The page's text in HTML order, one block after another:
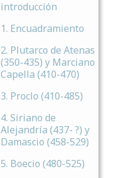
introducción
1. Encuadramiento
2. Plutarco de Atenas
(350-435) y Marciano
Capella (410-470)
3. Proclo (410-485)
4. Siriano de
Alejandría (437- ?) y
Damascio (458-529)
5. Boecio (480-525)